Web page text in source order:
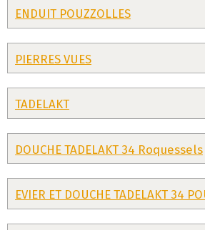
ENDUIT POUZZOLLES
PIERRES VUES
TADELAKT
DOUCHE TADELAKT 34 Roquessels
EVIER ET DOUCHE TADELAKT 34